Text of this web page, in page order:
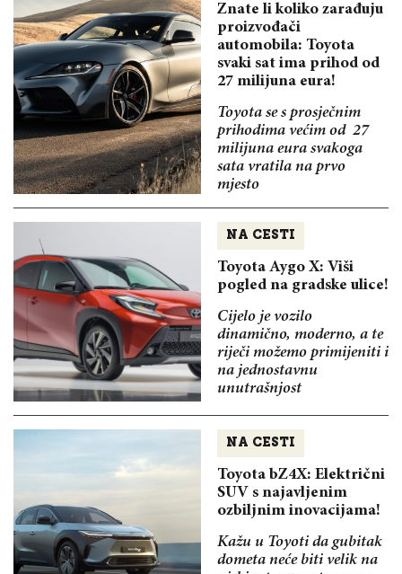
Znate li koliko zarađuju
proizvođači
automobila: Toyota
svaki sat ima prihod od
27 milijuna eura!
Toyota se s prosječnim
prihodima većim od 27
milijuna eura svakoga
sata vratila na prvo
mjesto
NA CESTI
Toyota Aygo X: Viši
pogled na gradske ulice!
Cijelo je vozilo
dinamično, moderno, a te
riječi možemo primijeniti i
na jednostavnu
unutrašnjost
NA CESTI
Toyota bZ4X: Električni
SUV s najavljenim
ozbiljnim inovacijama!
Kažu u Toyoti da gubitak
dometa neće biti velik na